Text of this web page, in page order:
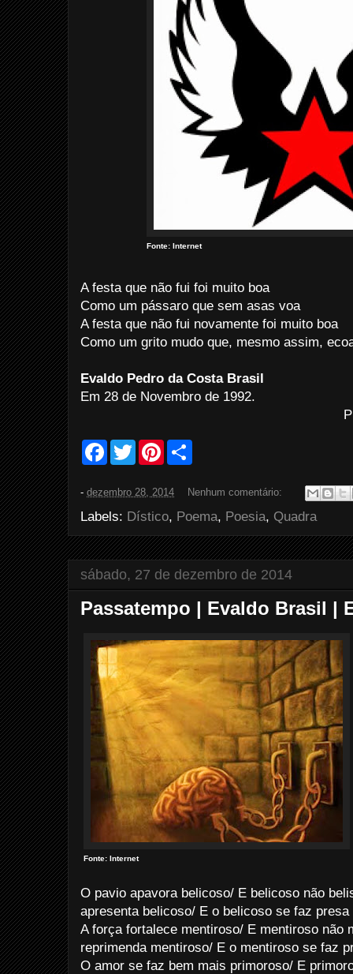
Fonte: Internet
A festa que não fui foi muito boa
Como um pássaro que sem asas voa
A festa que não fui novamente foi muito boa
Como um grito mudo que, mesmo assim,
Evaldo Pedro da Costa Brasil
Em 28 de Novembro de 1992.
F
b
o
k
T
w
t
e
r
P
e
e
s
t
e
- dezembro 28, 2014 Nenhum comentário:
Labels: Dístico, Poema, Poesia, Quadra
sábado, 27 de dezembro de 2014
Passatempo | Evaldo Brasil |
Fonte: Internet
O pavio apavora belicoso/ E belicoso não
apresenta belicoso/ E o belicoso se faz presa
A força fortalece mentiroso/ E mentiroso não
reprimenda mentiroso/ E o mentiroso se faz
O amor se faz bem mais primoroso/ E